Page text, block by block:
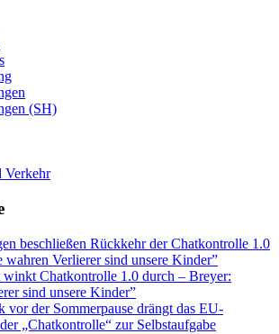
(SH)
Verkehr
beschließen Rückkehr der Chatkontrolle 1.0
wahren Verlierer sind unsere Kinder”
winkt Chatkontrolle 1.0 durch – Breyer:
sind unsere Kinder”
vor der Sommerpause drängt das EU-
„Chatkontrolle“ zur Selbstaufgabe